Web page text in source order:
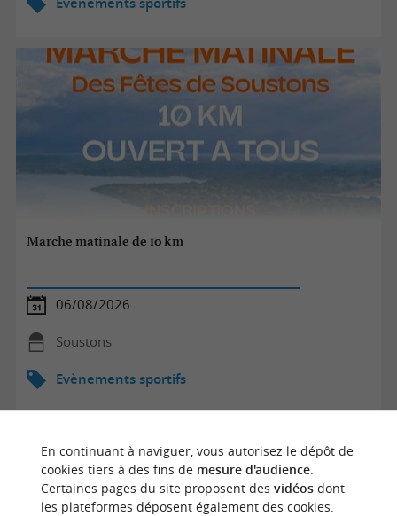
Marche matinale de 10 km
06/08/2026
Soustons
Evènements sportifs
En continuant à naviguer, vous autorisez le dépôt de
cookies tiers à des fins de mesure d'audience.
Certaines pages du site proposent des vidéosdont
les plateformes déposent également des cookies.